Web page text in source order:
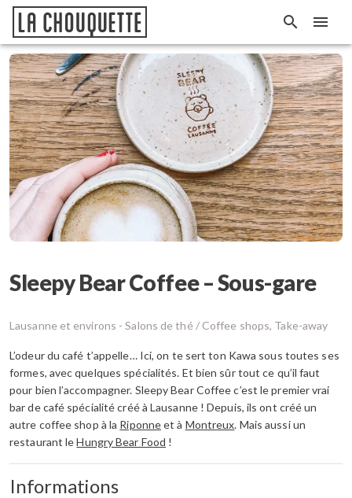
Sleepy Bear Coffee – Sous-gare
Lausanne et environs -Salons de thé / Coffee shops, Take-away
L’odeur du café t’appelle… Ici, on te sert ton Kawa sous toutes ses
formes, avec quelques spécialités. Et bien sûr tout ce qu’il faut
pour bien l’accompagner. Sleepy Bear Coffee c’est le premier vrai
bar de café spécialité créé à Lausanne ! Depuis, ils ont créé un
autre coffee shop à la Riponneet à Montreux. Mais aussi un
restaurant leHungry Bear Food !
Informations